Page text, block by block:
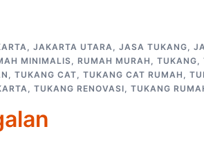
, JAKARTA UTARA, JASA TUKANG,
MINIMALIS, RUMAH MURAH , TUKANG,
, TUKANG CAT, TUKANG CAT RUMAH ,
, TUKANG RENOVASI, TUKANG